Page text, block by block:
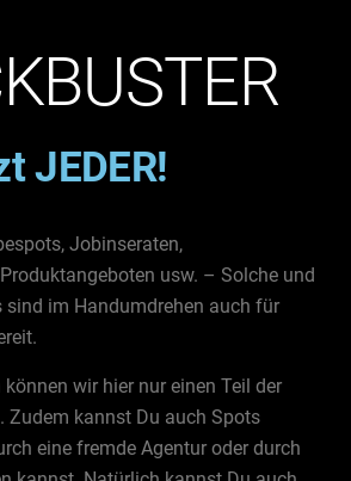
JEDER!
Jobinseraten,
usw. – Solche und
sind im Handumdrehen auch für
wir hier nur einen Teil der
Zudem kannst Du auch Spots
eine fremde Agentur oder durch